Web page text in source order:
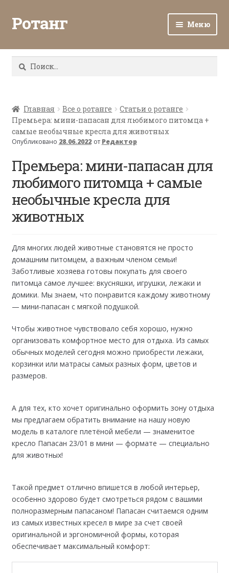
Ротанг Меню
Каталог
Все о ротанге
Контакты
Найти:
Главная Все о ротанге
Статьи о ротанге
Премьера: мини-папасан для любимого питомца +
самые необычные кресла для животных
Опубликовано 28.06.2022 от Редактор
Премьера: мини-папасан для
любимого питомца + самые
необычные кресла для
животных
Для многих людей животные становятся не просто
домашним питомцем, а важным членом семьи!
Заботливые хозяева готовы покупать для своего
питомца самое лучшее: вкусняшки, игрушки, лежаки и
домики. Мы знаем, что понравится каждому животному
— мини-папасан с мягкой подушкой.
Чтобы животное чувствовало себя хорошо, нужно
организовать комфортное место для отдыха. Из самых
обычных моделей сегодня можно приобрести лежаки,
корзинки или матрасы самых разных форм, цветов и
размеров.
А для тех, кто хочет оригинально оформить зону отдыха
мы предлагаем обратить внимание на нашу новую
модель в каталоге плетёной мебели — знаменитое
кресло Папасан 23/01 в мини — формате — специально
для животных!
Такой предмет отлично впишется в любой интерьер,
особенно здорово будет смотреться рядом с вашими
полноразмерным папасаном! Папасан считаемся одним
из самых известных кресел в мире за счет своей
оригинальной и эргономичной формы, которая
обеспечивает максимальный комфорт: